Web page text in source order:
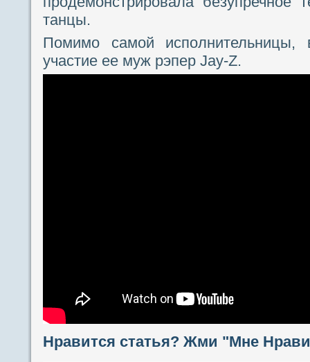
танцы.
Помимо самой исполнительницы,
участие ее муж рэпер Jay-Z.
Нравится статья? Жми "Мне